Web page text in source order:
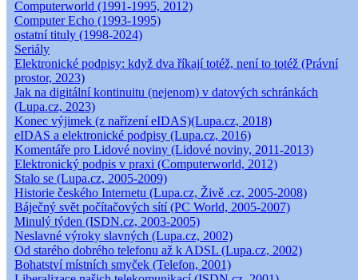
Computerworld (1991-1995, 2012)
Computer Echo (1993-1995)
ostatní tituly (1998-2024)
Seriály
Elektronické podpisy: když dva říkají totéž, není to totéž (Právní
prostor, 2023)
Jak na digitální kontinuitu (nejenom) v datových schránkách
(Lupa.cz, 2023)
Konec výjimek (z nařízení eIDAS)(Lupa.cz, 2018)
eIDAS a elektronické podpisy (Lupa.cz, 2016)
Komentáře pro Lidové noviny (Lidové noviny, 2011-2013)
Elektronický podpis v praxi (Computerworld, 2012)
Stalo se (Lupa.cz, 2005-2009)
Historie českého Internetu (Lupa.cz, Živě .cz, 2005-2008)
Báječný svět počítačových sítí (PC World, 2005-2007)
Minulý týden (ISDN.cz, 2003-2005)
Neslavné výroky slavných (Lupa.cz, 2002)
Od starého dobrého telefonu až k ADSL (Lupa.cz, 2002)
Bohatství místních smyček (Telefon, 2001)